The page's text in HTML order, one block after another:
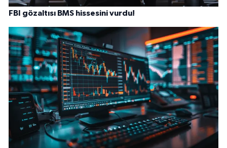
FBI gözaltısı BMS hissesini vurdu!